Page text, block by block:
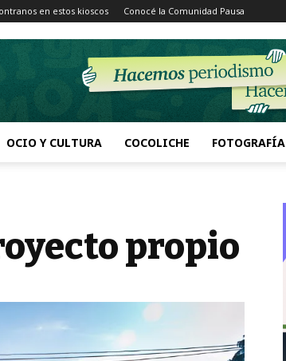
en estos kioscos Conocé la Comunidad Pausa
OCIO Y CULTURA COCOLICHE FOTOGRAFÍA
propio